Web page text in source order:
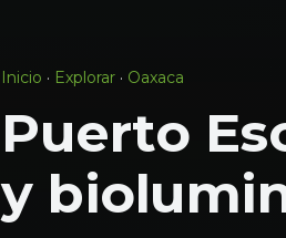
Inicio · Explorar · Oaxaca
Puerto
y